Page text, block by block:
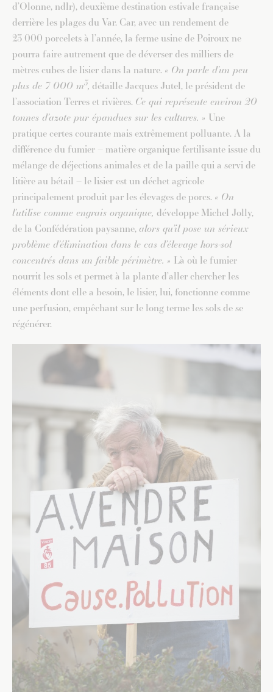
d’Olonne, ndlr), deuxième destination estivale française
derrière les plages du Var. Car, avec un rendement de
23 000 porcelets à l’année, la ferme usine de Poiroux ne
pourra faire autrement que de déverser des milliers de
mètres cubes de lisier dans la nature. « On parle d’un peu
plus de 7 000 m3, détaille Jacques Jutel, le président de
l’association Terres et rivières. Ce qui représente environ 20
tonnes d’azote pur épandues sur les cultures. » Une
pratique certes courante mais extrêmement polluante. A la
différence du fumier – matière organique fertilisante issue du
mélange de déjections animales et de la paille qui a servi de
litière au bétail – le lisier est un déchet agricole
principalement produit par les élevages de porcs. « On
l’utilise comme engrais organique, développe Michel Jolly,
de la Confédération paysanne,alors qu’il pose un sérieux
problème d’élimination dans le cas d’élevage hors-sol
concentrés dans un faible périmètre. » Là où le fumier
nourrit les sols et permet à la plante d’aller chercher les
éléments dont elle a besoin, le lisier, lui, fonctionne comme
une perfusion, empêchant sur le long terme les sols de se
régénérer.